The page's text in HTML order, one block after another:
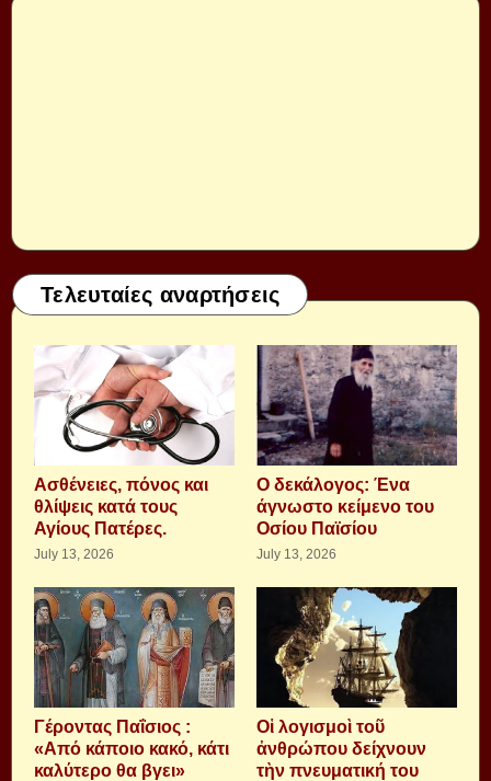
Τελευταίες αναρτήσεις
Aσθένειες, πόνος και
θλίψεις κατά τους
Αγίους Πατέρες.
July 13, 2026
Ο δεκάλογος: Ένα
άγνωστο κείμενο του
Οσίου Παϊσίου
July 13, 2026
Γέροντας Παΐσιος :
«Από κάποιο κακό, κάτι
καλύτερο θα βγει»
Οἱ λογισμοὶ τοῦ
ἀνθρώπου δείχνουν
τὴν πνευματική του